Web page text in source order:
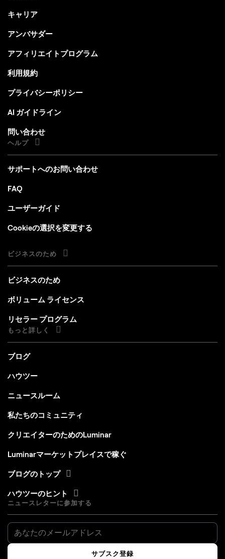
キャリア
アンバサダー
アフィリエイトプログラム
利用規約
プライバシーポリシー
AI ガイドライン
問い合わせ
ヘルプ
サポートへのお問い合わせ
FAQ
ユーザーガイド
Cookieの選択を変更する
ビジネスのため
ビジネスのため
ボリューム ライセンス
リセラー プログラム
もっと詳しく
ブログ
ハウツー
ニュースルーム
私たちのコミュニティ
クリエイターのためのLuminar
Luminarマーケットプレイスで稼ぐ
ブログのトップ
ハウツーのヒント
ニュースレターに参加する
サブスク登録